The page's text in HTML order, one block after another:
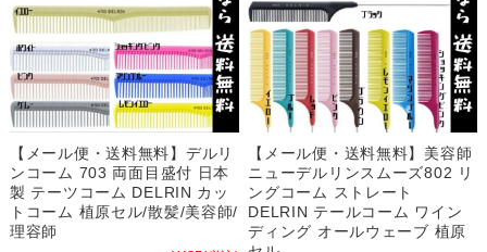
【メール便・送料無料】デルリ
ンコーム 703 両面目盛付 日本
製 テーツコーム DELRIN カッ
トコーム 植原セル/散髪/美容師/
理容師
【メール便・送料無料】美容師
ニューデルリンスムーズ802 リ
ングコーム ストレート
DELRIN テールコーム ワイン
ディング オールウェーブ 植原